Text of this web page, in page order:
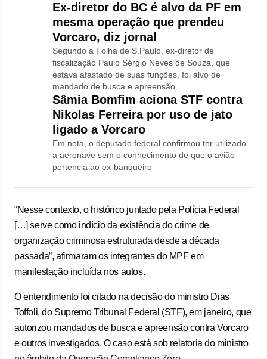
Ex-diretor do BC é alvo da PF em
mesma operação que prendeu
Vorcaro, diz jornal
Segundo a Folha de S.Paulo, ex-diretor de
fiscalização Paulo Sérgio Neves de Souza, que
estava afastado de suas funções, foi alvo de
mandado de busca e apreensão
Sâmia Bomfim aciona STF contra
Nikolas Ferreira por uso de jato
ligado a Vorcaro
Em nota, o deputado federal confirmou ter utilizado
a aeronave sem o conhecimento de que o avião
pertencia ao ex-banqueiro
“Nesse contexto, o histórico juntado pela Polícia Federal
[…] serve como indício da existência do crime de
organização criminosa estruturada desde a década
passada”, afirmaram os integrantes do MPF em
manifestação incluída nos autos.
O entendimento foi citado na decisão do ministro Dias
Toffoli, do Supremo Tribunal Federal (STF), em janeiro, que
autorizou mandados de busca e apreensão contra Vorcaro
e outros investigados. O caso está sob relatoria do ministro